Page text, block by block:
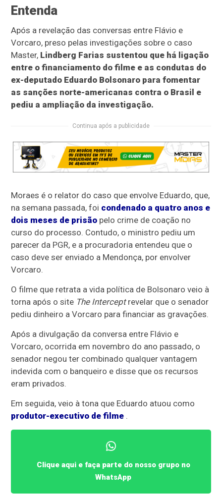
Entenda
Após a revelação das conversas entre Flávio e
Vorcaro, preso pelas investigações sobre o caso
Master, Lindberg Farias sustentou que há ligação
entre o financiamento do filme e as condutas do
ex-deputado Eduardo Bolsonaro para fomentar
as sanções norte-americanas contra o Brasil e
pediu a ampliação da investigação.
Continua após a publicidade
Moraes é o relator do caso que envolve Eduardo, que,
na semana passada, foi condenado a quatro anos e
dois meses de prisão pelo crime de coação no
curso do processo. Contudo, o ministro pediu um
parecer da PGR, e a procuradoria entendeu que o
caso deve ser enviado a Mendonça, por envolver
Vorcaro.
O filme que retrata a vida política de Bolsonaro veio à
torna após o site The Interceptrevelar que o senador
pediu dinheiro a Vorcaro para financiar as gravações.
Após a divulgação da conversa entre Flávio e
Vorcaro, ocorrida em novembro do ano passado, o
senador negou ter combinado qualquer vantagem
indevida com o banqueiro e disse que os recursos
eram privados.
Em seguida, veio à tona que Eduardo atuou como
produtor-executivo de filme .
Clique aqui e faça parte do nosso grupo no
WhatsApp